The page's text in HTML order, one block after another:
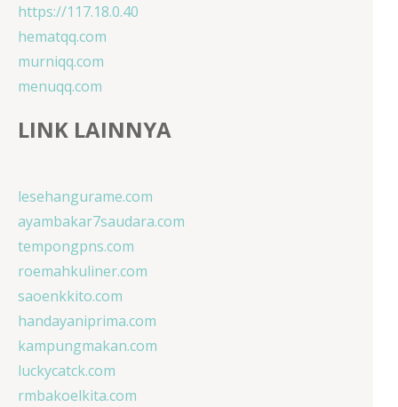
https://117.18.0.40
hematqq.com
murniqq.com
menuqq.com
LINK LAINNYA
lesehangurame.com
ayambakar7saudara.com
tempongpns.com
roemahkuliner.com
saoenkkito.com
handayaniprima.com
kampungmakan.com
luckycatck.com
rmbakoelkita.com